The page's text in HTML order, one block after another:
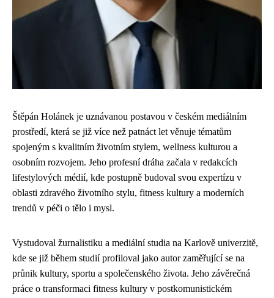
Štěpán Holánek je uznávanou postavou v českém mediálním
prostředí, která se již více než patnáct let věnuje tématům
spojeným s kvalitním životním stylem, wellness kulturou a
osobním rozvojem. Jeho profesní dráha začala v redakcích
lifestylových médií, kde postupně budoval svou expertízu v
oblasti zdravého životního stylu, fitness kultury a moderních
trendů v péči o tělo i mysl.
Vystudoval žurnalistiku a mediální studia na Karlově univerzitě,
kde se již během studií profiloval jako autor zaměřující se na
průnik kultury, sportu a společenského života. Jeho závěrečná
práce o transformaci fitness kultury v postkomunistickém